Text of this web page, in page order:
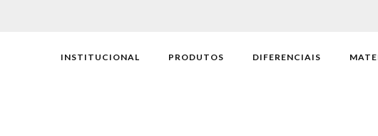
INSTITUCIONAL PRODUTOS DIFERENCIAIS